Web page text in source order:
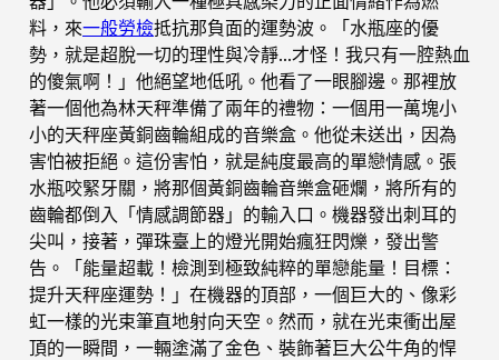
料，來一般勞檢抵抗那負面的運勢波。「水瓶座的優
勢，就是超脫一切的理性與冷靜…才怪！我只有一腔熱血
的傻氣啊！」他絕望地低吼。他看了一眼腳邊。那裡放
著一個他為林天秤準備了兩年的禮物：一個用一萬塊小
小的天秤座黃銅齒輪組成的音樂盒。他從未送出，因為
害怕被拒絕。這份害怕，就是純度最高的單戀情感。張
水瓶咬緊牙關，將那個黃銅齒輪音樂盒砸爛，將所有的
齒輪都倒入「情感調節器」的輸入口。機器發出刺耳的
尖叫，接著，彈珠臺上的燈光開始瘋狂閃爍，發出警
告。「能量超載！檢測到極致純粹的單戀能量！目標：
提升天秤座運勢！」在機器的頂部，一個巨大的、像彩
虹一樣的光束筆直地射向天空。然而，就在光束衝出屋
頂的一瞬間，一輛塗滿了金色、裝飾著巨大公牛角的悍